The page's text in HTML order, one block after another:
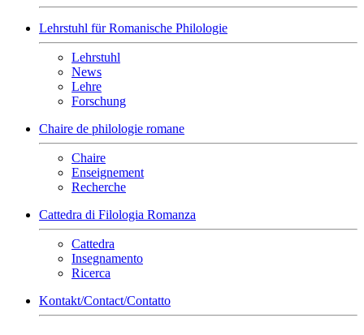
Lehrstuhl für Romanische Philologie
Lehrstuhl
News
Lehre
Forschung
Chaire de philologie romane
Chaire
Enseignement
Recherche
Cattedra di Filologia Romanza
Cattedra
Insegnamento
Ricerca
Kontakt/Contact/Contatto